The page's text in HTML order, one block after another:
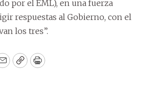
por el EML), en una fuerza
respuestas al Gobierno, con el
los tres”.
EmailCopyPrint